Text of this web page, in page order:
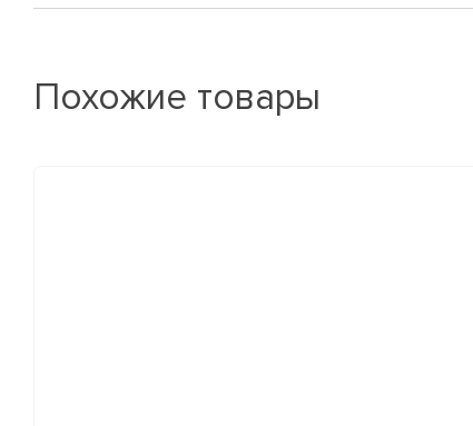
Похожие товары